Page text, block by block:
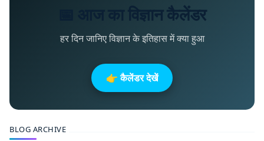
📅 आज का विज्ञान कैलेंडर
हर दिन जानिए विज्ञान के इतिहास में क्या हुआ
👉 कैलेंडर देखें
BLOG ARCHIVE